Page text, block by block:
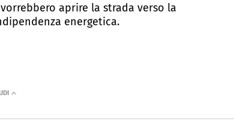
aprire la strada verso la
energetica.